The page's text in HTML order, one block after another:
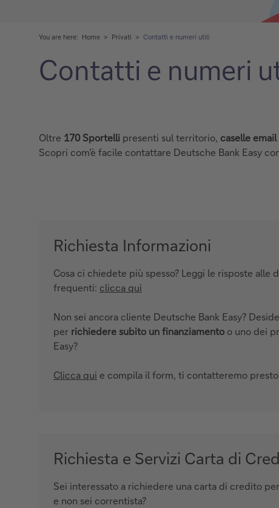
You are here: Home Privati Contatti e numeri utili
Contatti e numeri
Oltre 170 Sportelli presenti sul territorio, caselle email
Scopri com'è facile contattare Deutsche Bank Easy
Richiesta Informazioni
Cosa ci chiedete più spesso? Leggi le risposte alle
frequenti: clicca qui
Non sei ancora cliente Deutsche Bank Easy?
per richiedere subito un finanziamento o uno dei
Easy?
Clicca qui e compila il form, ti contatteremo
Richiesta e Servizi Carta di
Sei interessato a richiedere una carta di credito
e non sei correntista?